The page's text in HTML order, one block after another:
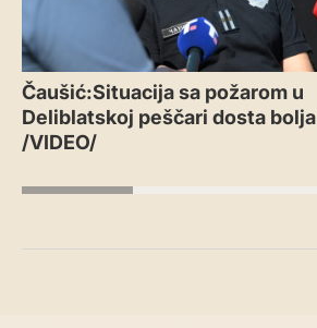
Čaušić:Situacija sa požarom u
Deliblatskoj peščari dosta bolja
/VIDEO/